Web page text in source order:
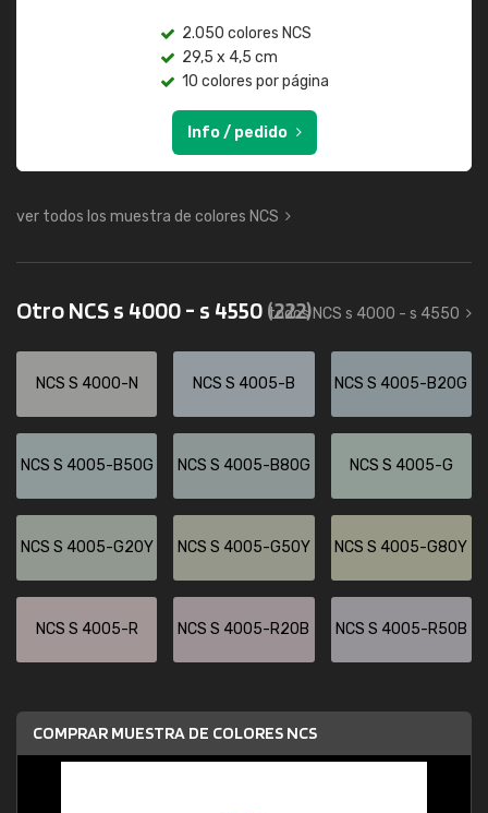
2.050 colores NCS
29,5 x 4,5 cm
10 colores por página
Info / pedido
ver todos los muestra de colores NCS
Otro NCS s 4000 - s 4550(222)
todos NCS s 4000 - s 4550
NCS S 4000-N NCS S 4005-B NCS S 4005-B20G
NCS S 4005-B50G NCS S 4005-B80G NCS S 4005-G
NCS S 4005-G20Y NCS S 4005-G50Y NCS S 4005-G80Y
NCS S 4005-R NCS S 4005-R20B NCS S 4005-R50B
COMPRAR MUESTRA DE COLORES NCS